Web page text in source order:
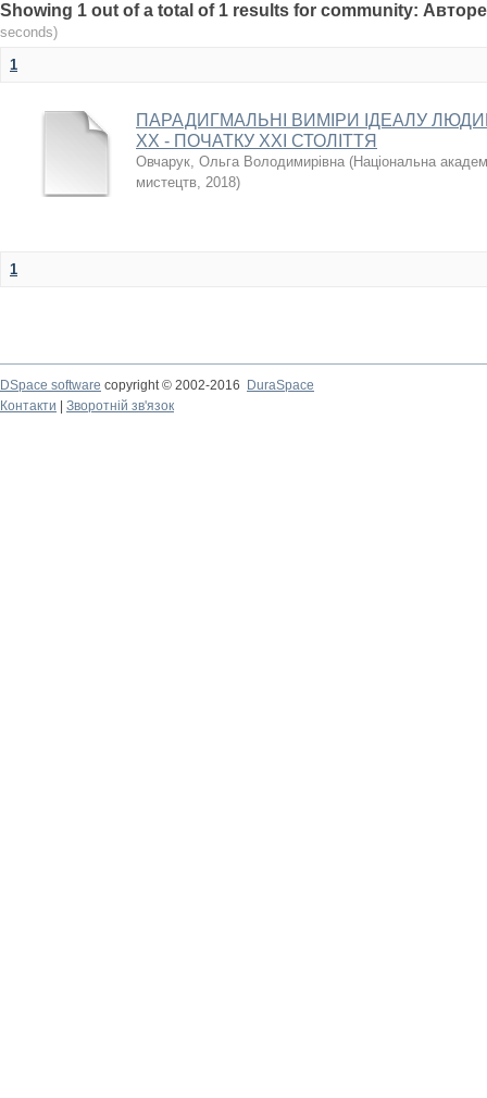
Showing 1 out of a total of 1 results for community:
seconds)
1
ПАРАДИГМАЛЬНІ ВИМІРИ ІДЕАЛУ
ХХ - ПОЧАТКУ ХХІ СТОЛІТТЯ
Овчарук, Ольга Володимирівна (Національна
мистецтв, 2018)
1
DSpace software copyright © 2002-2016
DuraSpace
Контакти
Зворотній зв'язок